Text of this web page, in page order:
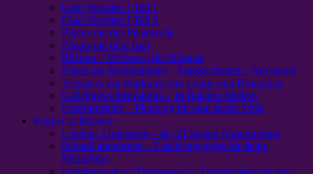
Gute Vorsätze ! Teil 1
Gute Vorsätze ! Teil 2
Pilates mit der Pilatesrolle
Pilates mit dem Ball
Rücken – Workout, für Zuhause
Pilates im Wohnzimmer – Fortgeschritten / Advanced
Yogalates zur Stärkung von Lunge und Bronchien
Gleichgewichtstraining – In Balance bleiben
Unterarmstütz – Planking für eine starke Mitte
Körper in Balance
Leichter Abnehmen – die 21 besten Abnehmtipps
Schnell abnehmen – Ernährungstipps für deine
Bikinifigur
Frühlingszeit ist Abnehmzeit – Abnehmtipps für den